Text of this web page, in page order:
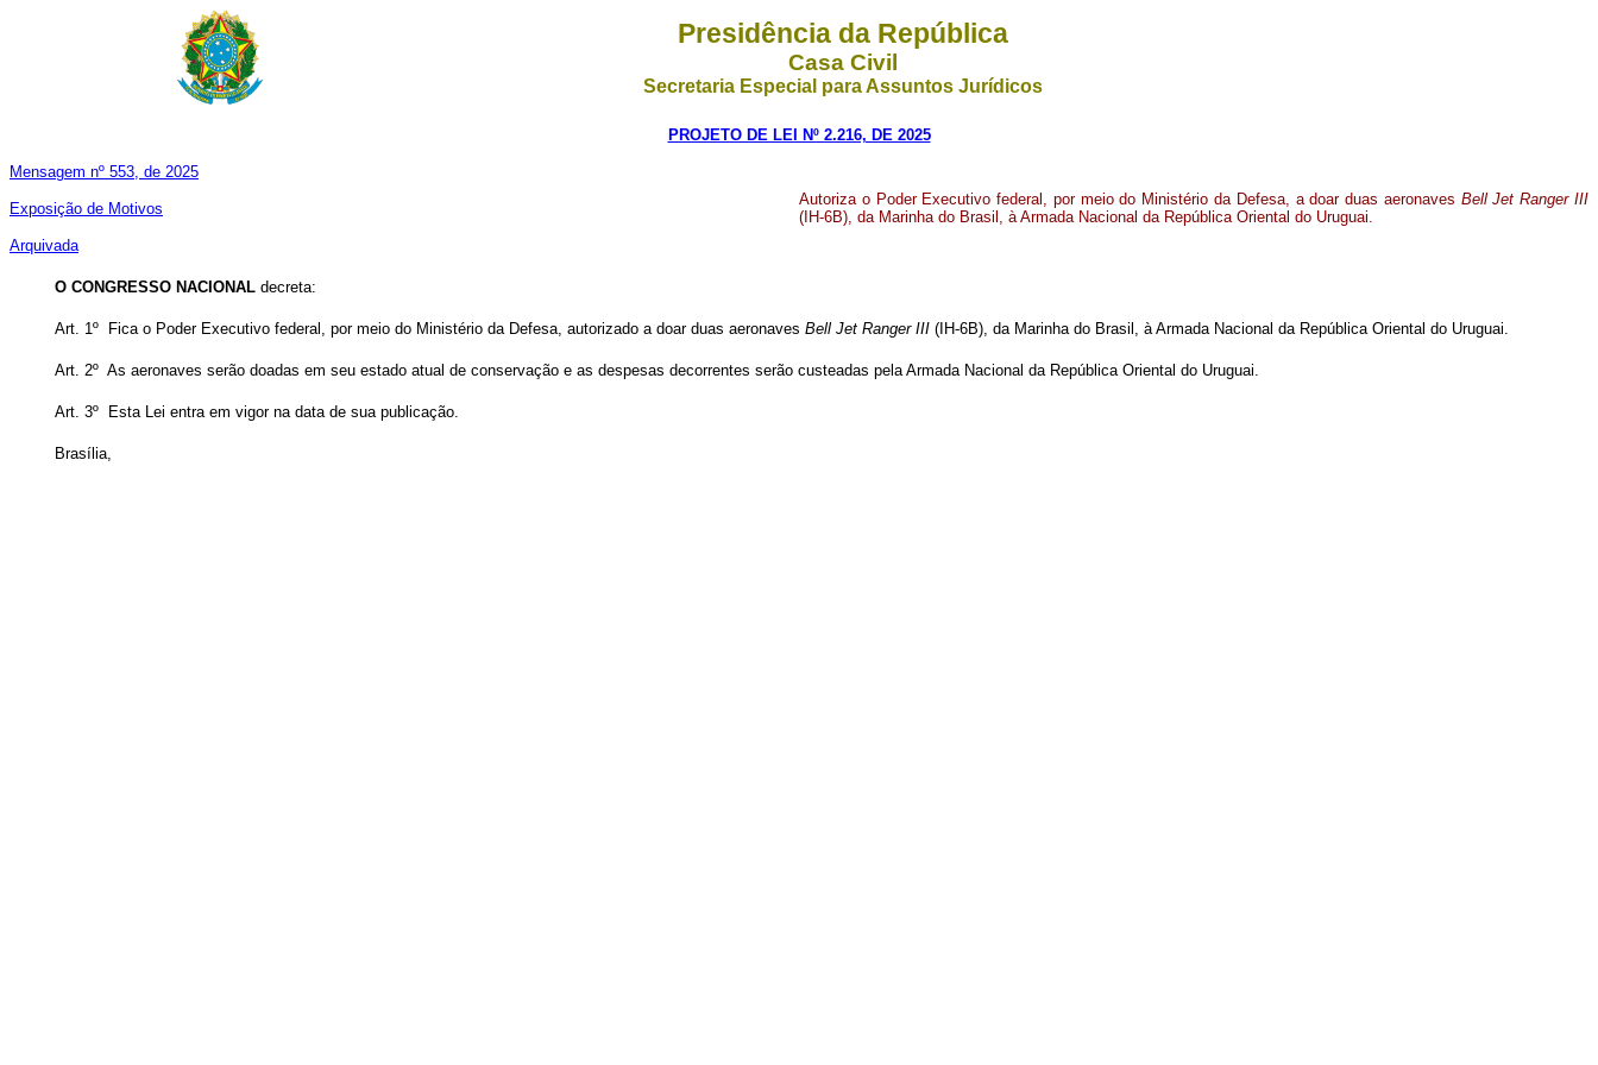
Presidência da República
Casa Civil
Secretaria Especial para Assuntos Jurídicos
PROJETO DE LEI Nº 2.216, DE 2025
Mensagem nº 553, de 2025
Exposição de Motivos
Arquivada
Autoriza o Poder Executivo federal, por meio do Ministério da Defesa, a doar duas aeronaves Bell Jet Ranger III
(IH-6B), da Marinha do Brasil, à Armada Nacional da República Oriental do Uruguai.
O CONGRESSO NACIONALdecreta:
Art. 1º Fica o Poder Executivo federal, por meio do Ministério da Defesa, autorizado a doar duas aeronaves Bell Jet Ranger III(IH-6B), da Marinha do Brasil, à Armada Nacional da República Oriental do Uruguai.
Art. 2º As aeronaves serão doadas em seu estado atual de conservação e as despesas decorrentes serão custeadas pela Armada Nacional da República Oriental do Uruguai.
Art. 3º Esta Lei entra em vigor na data de sua publicação.
Brasília,